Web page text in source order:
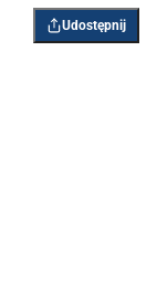
Udostępnij